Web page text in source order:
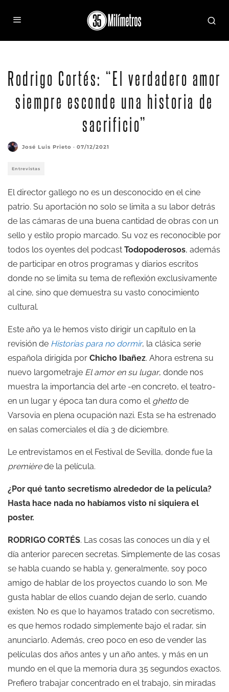
Rodrigo Cortés: “El verdadero amor
siempre esconde una historia de
sacrificio”
José Luis Prieto · 07/12/2021
Entrevistas
El director gallego no es un desconocido en el cine
patrio. Su aportación no solo se limita a su labor detrás
de las cámaras de una buena cantidad de obras con un
sello y estilo propio marcado. Su voz es reconocible por
todos los oyentes del podcast Todopoderosos, además
de participar en otros programas y diarios escritos
donde no se limita su tema de reflexión exclusivamente
al cine, sino que demuestra su vasto conocimiento
cultural.
Este año ya le hemos visto dirigir un capítulo en la
revisión de Historias para no dormir, la clásica serie
española dirigida por Chicho Ibañez. Ahora estrena su
nuevo largometraje El amor en su lugar, donde nos
muestra la importancia del arte -en concreto, el teatro-
en un lugar y época tan dura como el ghetto de
Varsovia en plena ocupación nazi. Esta se ha estrenado
en salas comerciales el día 3 de diciembre.
Le entrevistamos en el Festival de Sevilla, donde fue la
premièrede la película.
¿Por qué tanto secretismo alrededor de la película?
Hasta hace nada no habíamos visto ni siquiera el
poster.
RODRIGO CORTÉS. Las cosas las conoces un día y el
día anterior parecen secretas. Simplemente de las cosas
se habla cuando se habla y, generalmente, soy poco
amigo de hablar de los proyectos cuando lo son. Me
gusta hablar de ellos cuando dejan de serlo, cuando
existen. No es que lo hayamos tratado con secretismo,
es que hemos rodado simplemente bajo el radar, sin
anunciarlo. Además, creo poco en eso de vender las
películas dos años antes y un año antes, y más en un
mundo en el que la memoria dura 35 segundos exactos.
Prefiero trabajar concentrado en el trabajo, sin miradas